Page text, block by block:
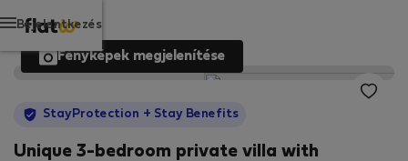
Bejelentkezés
Fényképek megjelenítése
StayProtection + Stay Benefits
Unique 3-bedroom private villa with